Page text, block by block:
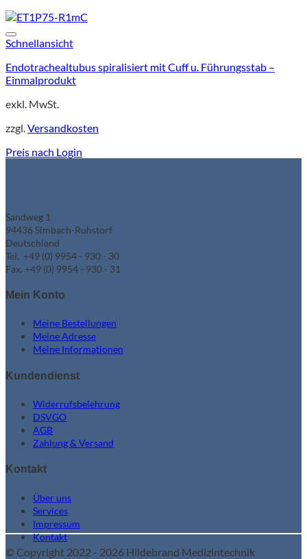
Schnellansicht
Endotrachealtubus spiralisiert mit Cuff u. Führungsstab –
Einmalprodukt
exkl. MwSt.
zzgl.Versandkosten
Preis nach Login
Sandweg 1
94436 Simbach-Ruhstorf
Deutschland
Tel. +49 (0) 9954 - 930 - 30
Fax. +49 (0) 9954 - 930 - 31
Mein Konto
Meine Bestellungen
Meine Adresse
Meine Informationen
Kundendienst
Widerrufsbelehrung
DSVGO
AGB
Zahlung & Versand
Kontakt
Über uns
Services
Impressum
Kontakt
© Copyright 2022 - 2026 Hildebrand Medizintechnik